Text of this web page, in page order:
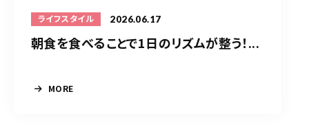
ライフスタイル 2026.06.17
朝食を食べることで1日のリズムが整う！...
MORE